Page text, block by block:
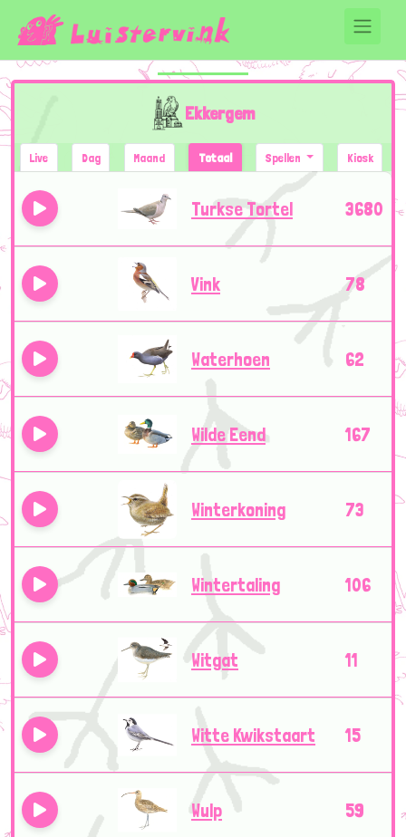
Ekkergem
Live Dag Maand Totaal Spellen Kiosk
Turkse Tortel 3680
Vink 78
Waterhoen 62
Wilde Eend 167
Winterkoning 73
Wintertaling 106
Witgat 11
Witte Kwikstaart 15
Wulp 59